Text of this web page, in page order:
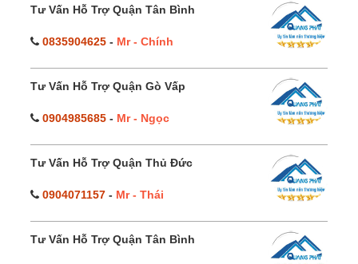
Tư Vấn Hỗ Trợ Quận Tân Bình
0835904625 - Mr - Chính
Tư Vấn Hỗ Trợ Quận Gò Vấp
0904985685 - Mr - Ngọc
Tư Vấn Hỗ Trợ Quận Thủ Đức
0904071157 - Mr - Thái
Tư Vấn Hỗ Trợ Quận Tân Bình